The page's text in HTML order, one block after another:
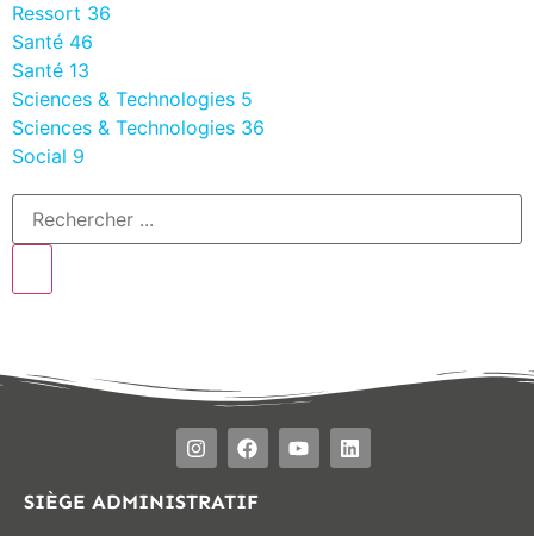
Ressort 36
Santé 46
Santé 13
Sciences & Technologies 5
Sciences & Technologies 36
Social 9
SIÈGE ADMINISTRATIF